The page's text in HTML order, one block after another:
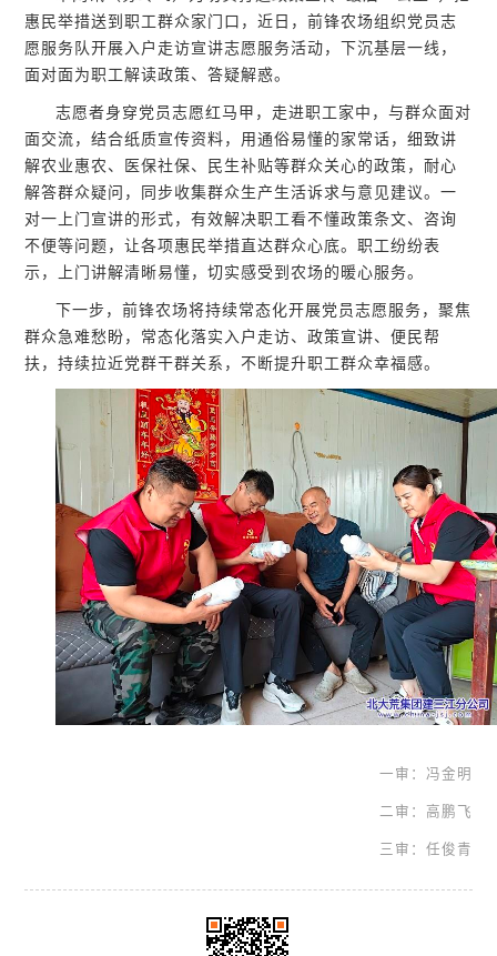
惠民举措送到职工群众家门口，近日，前锋农场组织党员志
愿服务队开展入户走访宣讲志愿服务活动，下沉基层一线，
面对面为职工解读政策、答疑解惑。
志愿者身穿党员志愿红马甲，走进职工家中，与群众面对
面交流，结合纸质宣传资料，用通俗易懂的家常话，细致讲
解农业惠农、医保社保、民生补贴等群众关心的政策，耐心
解答群众疑问，同步收集群众生产生活诉求与意见建议。一
对一上门宣讲的形式，有效解决职工看不懂政策条文、咨询
不便等问题，让各项惠民举措直达群众心底。职工纷纷表
示，上门讲解清晰易懂，切实感受到农场的暖心服务。
下一步，前锋农场将持续常态化开展党员志愿服务，聚焦
群众急难愁盼，常态化落实入户走访、政策宣讲、便民帮
扶，持续拉近党群干群关系，不断提升职工群众幸福感。
一审：冯金明
二审：高鹏飞
三审：任俊青